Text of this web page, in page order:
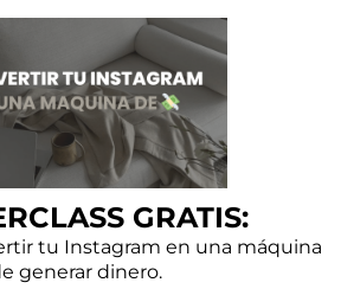
GRATIS:
tu Instagram en una máquina
generar dinero.